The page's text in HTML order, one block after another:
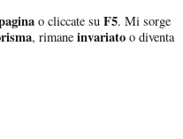
o cliccate su F5. Mi sorge
, rimane invariato o diventa